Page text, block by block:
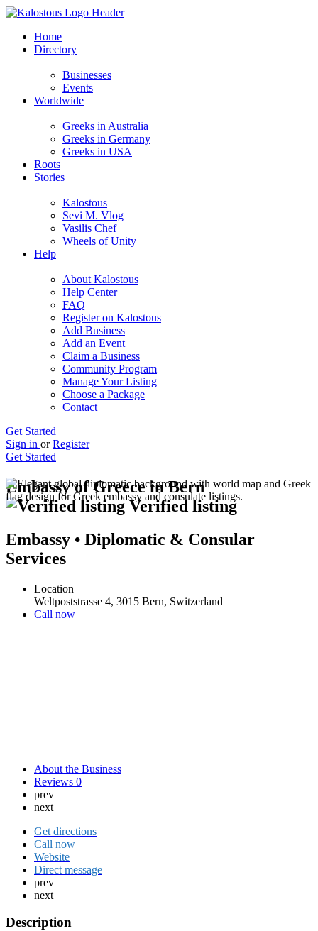
Home
Directory
Businesses
Events
Worldwide
Greeks in Australia
Greeks in Germany
Greeks in USA
Roots
Stories
Kalostous
Sevi M. Vlog
Vasilis Chef
Wheels of Unity
Help
About Kalostous
Help Center
FAQ
Register on Kalostous
Add Business
Add an Event
Claim a Business
Community Program
Manage Your Listing
Choose a Package
Contact
Get Started
Sign in or Register
Get Started
Embassy of Greece in Bern
Verified listing
Embassy • Diplomatic & Consular
Services
Location
Weltpoststrasse 4, 3015 Bern, Switzerland
Call now
About the Business
Reviews 0
prev
next
Get directions
Call now
Website
Direct message
prev
next
Description